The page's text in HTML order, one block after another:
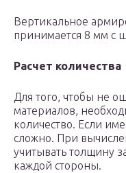
Вертикальное
принимается 8 мм с
Расчет количества
Для того, чтобы не
материалов,
количество. Если
сложно. При
учитывать толщину
каждой стороны.